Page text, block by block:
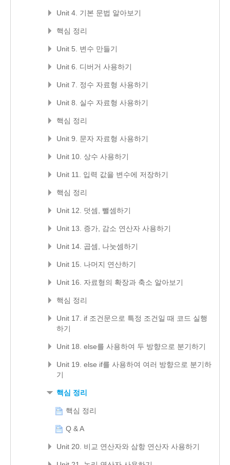
Unit 4. 기본 문법 알아보기
핵심 정리
Unit 5. 변수 만들기
Unit 6. 디버거 사용하기
Unit 7. 정수 자료형 사용하기
Unit 8. 실수 자료형 사용하기
핵심 정리
Unit 9. 문자 자료형 사용하기
Unit 10. 상수 사용하기
Unit 11. 입력 값을 변수에 저장하기
핵심 정리
Unit 12. 덧셈, 뺄셈하기
Unit 13. 증가, 감소 연산자 사용하기
Unit 14. 곱셈, 나눗셈하기
Unit 15. 나머지 연산하기
Unit 16. 자료형의 확장과 축소 알아보기
핵심 정리
Unit 17. if 조건문으로 특정 조건일 때 코드 실행
하기
Unit 18. else를 사용하여 두 방향으로 분기하기
Unit 19. else if를 사용하여 여러 방향으로 분기하
기
핵심 정리
핵심 정리
Q & A
Unit 20. 비교 연산자와 삼항 연산자 사용하기